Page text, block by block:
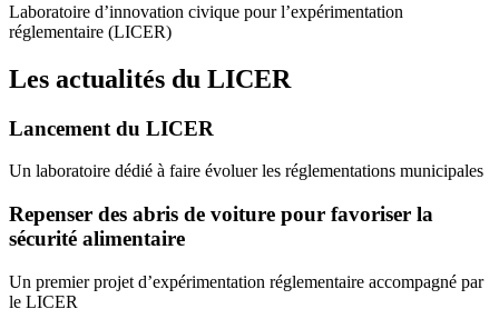
Laboratoire d’innovation civique pour l’expérimentation
réglementaire (LICER)
Les actualités du LICER
Lancement du LICER
Un laboratoire dédié à faire évoluer les réglementations municipales
Repenser des abris de voiture pour favoriser la
sécurité alimentaire
Un premier projet d’expérimentation réglementaire accompagné par
le LICER